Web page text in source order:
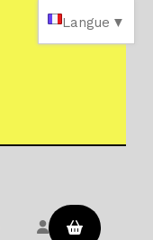
Langue ▼